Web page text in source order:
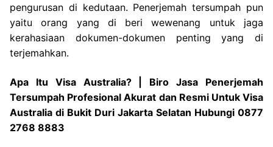
pengurusan di kedutaan. Penerjemah tersumpah pun
yaitu orang yang di beri wewenang untuk jaga
kerahasiaan dokumen-dokumen penting yang di
terjemahkan.
Apa Itu Visa Australia? | Biro Jasa Penerjemah
Tersumpah Profesional Akurat dan Resmi Untuk Visa
Australia di Bukit Duri Jakarta Selatan Hubungi 0877
2768 8883